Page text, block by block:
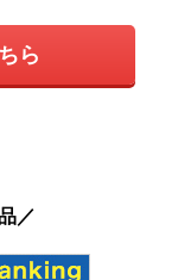
ら
／